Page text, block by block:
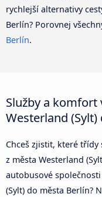
rychlejší alternativy
Berlín? Porovnej
Berlín.
Služby a komfort
Westerland
Chceš zjistit, které
z města Westerland
autobusové
(Sylt) do města Berlín?